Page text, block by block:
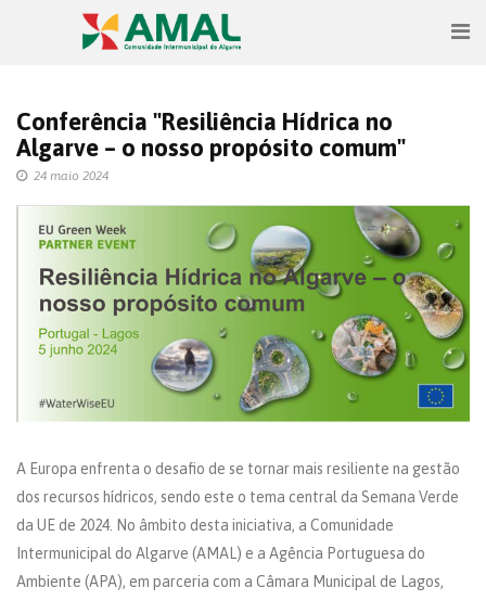
Conferência "Resiliência Hídrica no
Algarve – o nosso propósito comum"
24 maio 2024
A Europa enfrenta o desafio de se tornar mais resiliente na gestão
dos recursos hídricos, sendo este o tema central da Semana Verde
da UE de 2024. No âmbito desta iniciativa, a Comunidade
Intermunicipal do Algarve (AMAL) e a Agência Portuguesa do
Ambiente (APA), em parceria com a Câmara Municipal de Lagos,